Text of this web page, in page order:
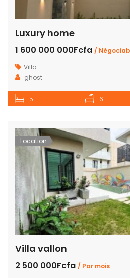
Luxury home
1 600 000 000Fcfa /
Villa
ghost
5 6
Location
Villa vallon
2 500 000Fcfa / Par mois